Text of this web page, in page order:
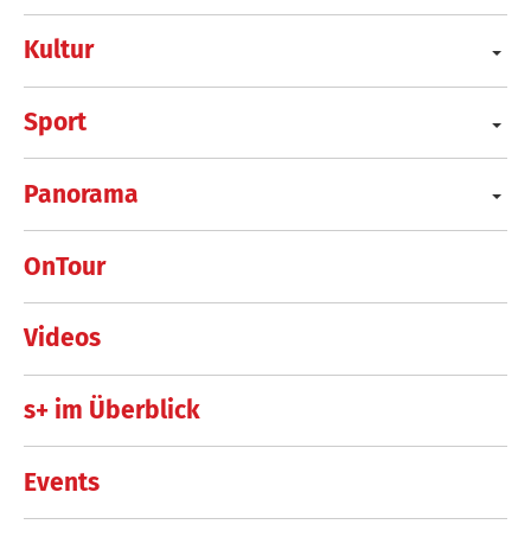
Kultur
Sport
Panorama
OnTour
Videos
s+ im Überblick
Events